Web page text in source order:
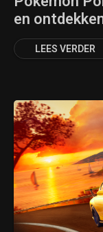
en
LEES VERDER